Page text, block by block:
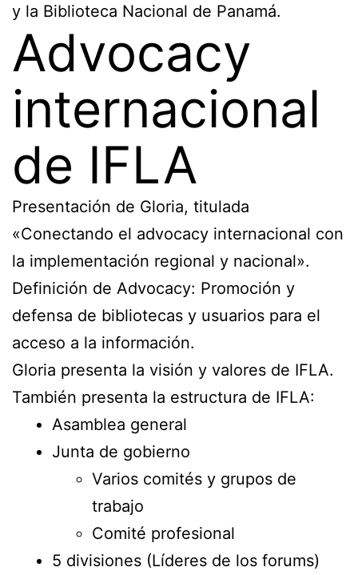
y la Biblioteca Nacional de Panamá.
Advocacy
internacional
de IFLA
Presentación de Gloria, titulada
«Conectando el advocacy internacional con
la implementación regional y nacional».
Definición de Advocacy: Promoción y
defensa de bibliotecas y usuarios para el
acceso a la información.
Gloria presenta la visión y valores de IFLA.
También presenta la estructura de IFLA:
Asamblea general
Junta de gobierno
Varios comités y grupos de
trabajo
Comité profesional
5 divisiones (Líderes de los forums)